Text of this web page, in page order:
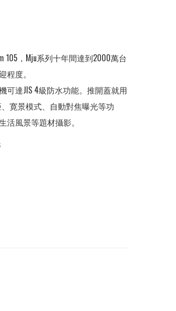
105，Mju系列十年間達到2000萬台
程度。
可達JIS 4級防水功能。推開蓋就用
寛景模式、自動對焦曝光等功